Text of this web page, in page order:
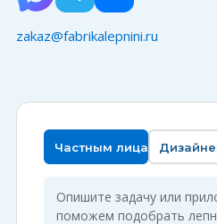
zakaz@fabrikalepnini.ru
Частным лицам
Опишите задачу или
поможем подобрать